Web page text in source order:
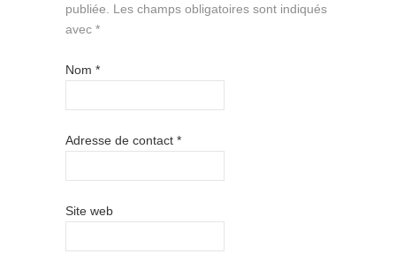
publiée.
Les champs obligatoires sont indiqués
avec *
Nom *
Adresse de contact *
Site web